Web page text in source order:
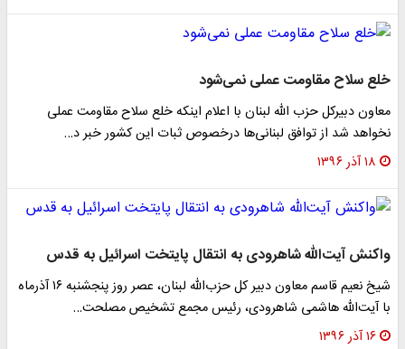
خلع سلاح مقاومت عملی نمی‌شود
معاون دبیرکل حزب الله لبنان با اعلام اینکه خلع سلاح مقاومت عملی
نخواهد شد از توافق لبنانی‌ها درخصوص ثبات این کشور خبر د…
۱۸ آذر ۱۳۹۶
واکنش آیت‌الله شاهرودی به انتقال پایتخت اسرائیل به قدس
شیخ نعیم قاسم معاون دبیر کل حزب‌الله لبنان، عصر روز پنجشنبه ١٦ آذرماه
با آیت‌الله هاشمی شاهرودی، رئیس مجمع تشخیص مصلحت…
۱۶ آذر ۱۳۹۶